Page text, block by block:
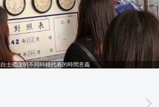
白士禮說明不同時鐘代表的時間意義